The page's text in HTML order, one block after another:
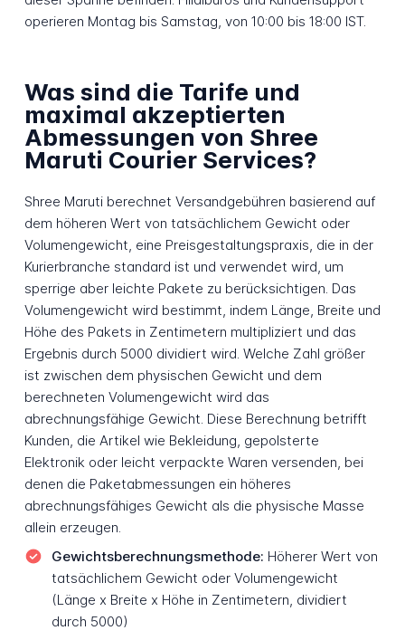
operieren Montag bis Samstag, von 10:00 bis 18:00 IST.
Was sind die Tarife und
maximal akzeptierten
Abmessungen von Shree
Maruti Courier Services?
Shree Maruti berechnet Versandgebühren basierend auf
dem höheren Wert von tatsächlichem Gewicht oder
Volumengewicht, eine Preisgestaltungspraxis, die in der
Kurierbranche standard ist und verwendet wird, um
sperrige aber leichte Pakete zu berücksichtigen. Das
Volumengewicht wird bestimmt, indem Länge, Breite und
Höhe des Pakets in Zentimetern multipliziert und das
Ergebnis durch 5000 dividiert wird. Welche Zahl größer
ist zwischen dem physischen Gewicht und dem
berechneten Volumengewicht wird das
abrechnungsfähige Gewicht. Diese Berechnung betrifft
Kunden, die Artikel wie Bekleidung, gepolsterte
Elektronik oder leicht verpackte Waren versenden, bei
denen die Paketabmessungen ein höheres
abrechnungsfähiges Gewicht als die physische Masse
allein erzeugen.
Gewichtsberechnungsmethode: Höherer Wert von
tatsächlichem Gewicht oder Volumengewicht
(Länge x Breite x Höhe in Zentimetern, dividiert
durch 5000)